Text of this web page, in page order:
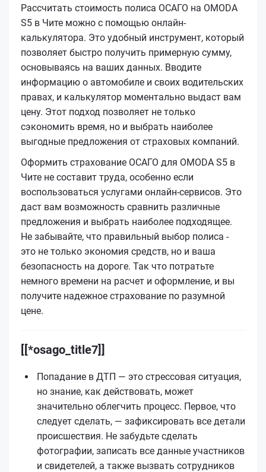
Рассчитать стоимость полиса ОСАГО на OMODA
S5 в Чите можно с помощью онлайн-
калькулятора. Это удобный инструмент, который
позволяет быстро получить примерную сумму,
основываясь на ваших данных. Вводите
информацию о автомобиле и своих водительских
правах, и калькулятор моментально выдаст вам
цену. Этот подход позволяет не только
сэкономить время, но и выбрать наиболее
выгодные предложения от страховых компаний.
Оформить страхование ОСАГО для OMODA S5 в
Чите не составит труда, особенно если
воспользоваться услугами онлайн-сервисов. Это
даст вам возможность сравнить различные
предложения и выбрать наиболее подходящее.
Не забывайте, что правильный выбор полиса -
это не только экономия средств, но и ваша
безопасность на дороге. Так что потратьте
немного времени на расчет и оформление, и вы
получите надежное страхование по разумной
цене.
[[*osago_title7]]
Попадание в ДТП — это стрессовая ситуация,
но знание, как действовать, может
значительно облегчить процесс. Первое, что
следует сделать, — зафиксировать все детали
происшествия. Не забудьте сделать
фотографии, записать все данные участников
и свидетелей, а также вызвать сотрудников